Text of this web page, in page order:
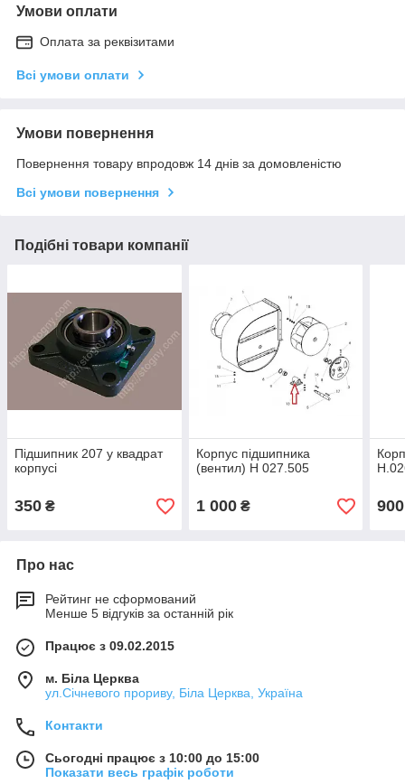
Умови оплати
Оплата за реквізитами
Всі умови оплати
Умови повернення
Повернення товару впродовж 14 днів за домовленістю
Всі умови повернення
Подібні товари компанії
Підшипник 207 у квадрат
корпусі
350 ₴
Корпус підшипника
(вентил) Н 027.505
1 000₴ 900
Про нас
Рейтинг не сформований
Менше 5 відгуків за останній рік
Працює з 09.02.2015
м. Біла Церква
ул.Січневого прориву, Біла Церква, Україна
Контакти
Сьогодні працює з 10:00 до 15:00
Показати весь графік роботи